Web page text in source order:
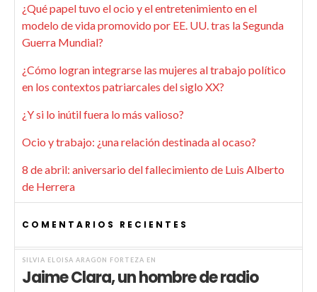
¿Qué papel tuvo el ocio y el entretenimiento en el
modelo de vida promovido por EE. UU. tras la Segunda
Guerra Mundial?
¿Cómo logran integrarse las mujeres al trabajo político
en los contextos patriarcales del siglo XX?
¿Y si lo inútil fuera lo más valioso?
Ocio y trabajo: ¿una relación destinada al ocaso?
8 de abril: aniversario del fallecimiento de Luis Alberto
de Herrera
COMENTARIOS RECIENTES
SILVIA ELOISA ARAGÓN FORTEZA EN
Jaime Clara, un hombre de radio